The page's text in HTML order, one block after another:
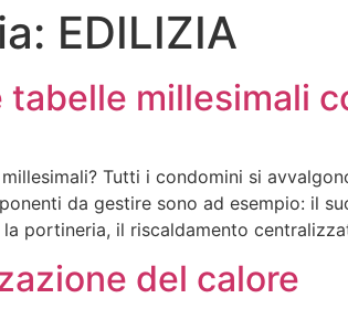
EDILIZIA
tabelle millesimali
Tutti i condomini si
da gestire sono ad esempio: il
portineria, il riscaldamento
del calore